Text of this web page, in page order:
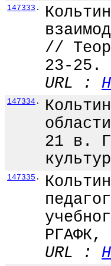
147333 .
//
23-25.
URL :
147334 .
21 в.
147335 .
URL :